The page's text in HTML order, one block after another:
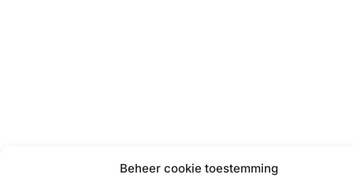
Beheer cookie toestemming